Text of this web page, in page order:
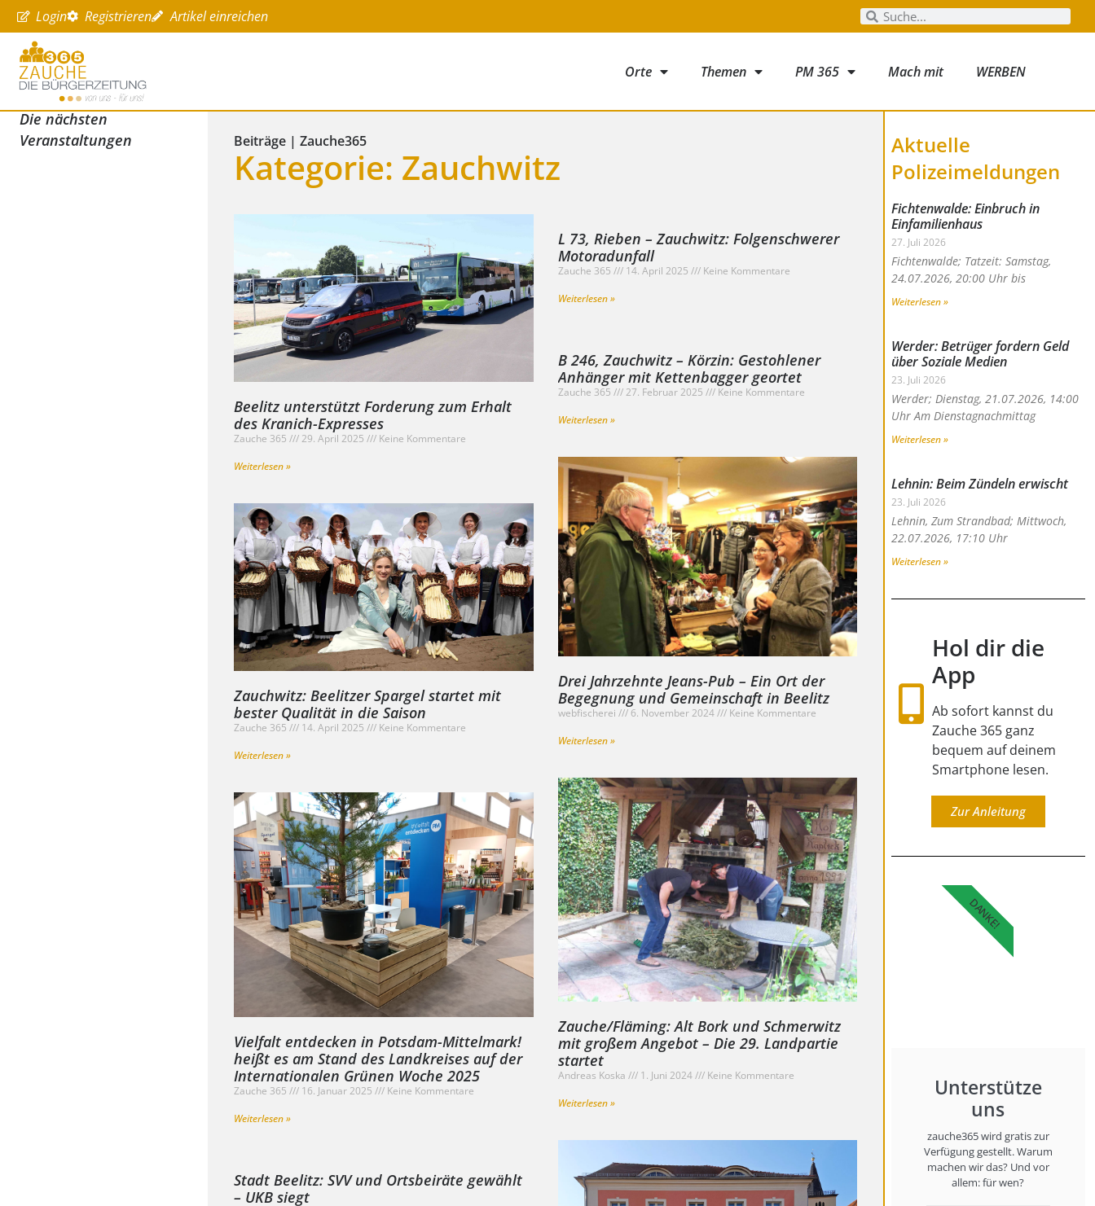
Login Registrieren Artikel einreichen
Orte Themen PM 365 Mach mit WERBEN
Die nächsten
Veranstaltungen
Beiträge | Zauche365
Kategorie: Zauchwitz
Beelitz unterstützt Forderung zum Erhalt
des Kranich-Expresses
Zauche 365 29. April 2025
Keine Kommentare
Weiterlesen »
L 73, Rieben – Zauchwitz: Folgenschwerer
Motoradunfall
Zauche 365 14. April 2025
Keine Kommentare
Weiterlesen »
Zauchwitz: Beelitzer Spargel startet mit
bester Qualität in die Saison
Zauche 365 14. April 2025
Keine Kommentare
Weiterlesen »
B 246, Zauchwitz – Körzin: Gestohlener
Anhänger mit Kettenbagger geortet
Zauche 365 27. Februar 2025
Keine Kommentare
Weiterlesen »
Vielfalt entdecken in Potsdam-Mittelmark!
heißt es am Stand des Landkreises auf der
Internationalen Grünen Woche 2025
Zauche 365 16. Januar 2025
Keine Kommentare
Weiterlesen »
Drei Jahrzehnte Jeans-Pub – Ein Ort der
Begegnung und Gemeinschaft in Beelitz
webfischerei 6. November 2024
Keine Kommentare
Weiterlesen »
Stadt Beelitz: SVV und Ortsbeiräte gewählt
– UKB siegt
Zauche/Fläming: Alt Bork und Schmerwitz
mit großem Angebot – Die 29. Landpartie
startet
Andreas Koska 1. Juni 2024
Keine Kommentare
Weiterlesen »
Aktuelle
Polizeimeldungen
Fichtenwalde: Einbruch in
Einfamilienhaus
27. Juli 2026
Fichtenwalde; Tatzeit: Samstag,
24.07.2026, 20:00 Uhr bis
Weiterlesen »
Werder: Betrüger fordern Geld
über Soziale Medien
23. Juli 2026
Werder; Dienstag, 21.07.2026, 14:00
Uhr Am Dienstagnachmittag
Weiterlesen »
Lehnin: Beim Zündeln erwischt
23. Juli 2026
Lehnin, Zum Strandbad; Mittwoch,
22.07.2026, 17:10 Uhr
Weiterlesen »
Hol dir die
App
Ab sofort kannst du
Zauche 365 ganz
bequem auf deinem
Smartphone lesen.
Zur Anleitung
Unterstütze
uns
zauche365 wird gratis zur
Verfügung gestellt. Warum
machen wir das? Und vor
allem: für wen?
DANKE!